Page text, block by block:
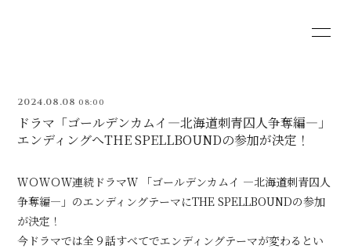
MOVIE
RADIO
2024.08.08 08:00
ドラマ「ゴールデンカムイ―北海道刺青囚人争奪編―」
エンディングへTHE SPELLBOUNDの参加が決定！
ＷＯＷＯＷ連続ドラマＷ 「ゴールデンカムイ ―北海道刺青囚人
争奪編―」のエンディングテーマにTHE SPELLBOUNDの参加
が決定！
今ドラマでは全９話すべてでエンディングテーマが変わるとい